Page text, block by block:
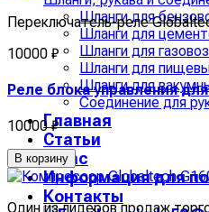
Шланги для
Шланги для
Шланги для
Шланги для
Шланги для
Соединение для
Главная
Статьи
О нас
Информация для
Контакты
Переключатель-реле
10000 ₽
Реле блока управления
10000 ₽
В корзину
Один из лидеров продаж